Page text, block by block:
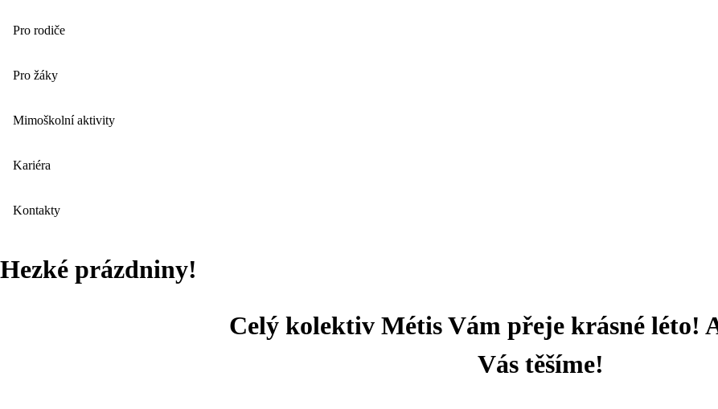
Pro rodiče
Pro žáky
Mimoškolní aktivity
Kariéra
Kontakty
Hezké prázdniny!
Celý kolektiv Métis Vám přeje krásné léto!
Vás těšíme!